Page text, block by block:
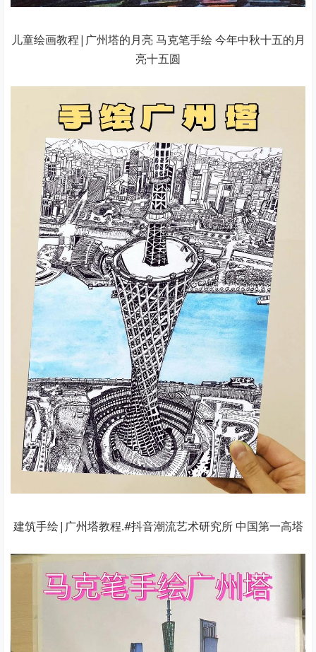
儿童绘画教程|广州塔的月亮 马克笔手绘 今年中秋十五的月
亮十五圆
建筑手绘|广州塔教程.#抖音潮流艺术研究所 中国第一高塔